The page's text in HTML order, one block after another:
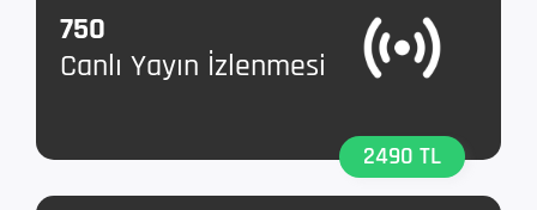
750
Canlı Yayın İzlenmesi
2490 TL